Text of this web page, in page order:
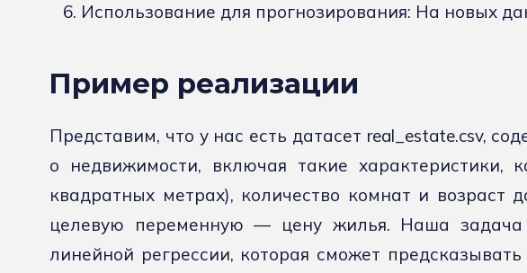
Использование для прогнозирования: На новых
Пример реализации
Представим, что у нас есть датасет real_estate.csv,
о недвижимости, включая такие характеристики,
квадратных метрах), количество комнат и возраст
целевую переменную — цену жилья. Наша
линейной регрессии, которая сможет